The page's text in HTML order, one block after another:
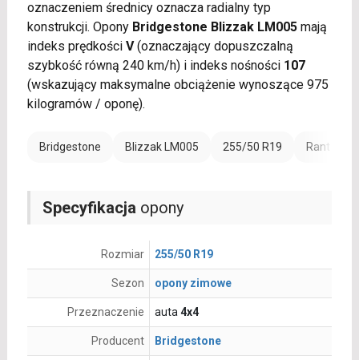
oznaczeniem średnicy oznacza radialny typ
konstrukcji. Opony Bridgestone Blizzak LM005mają
indeks prędkości V(oznaczający dopuszczalną
szybkość równą 240 km/h) i indeks nośności 107
(wskazujący maksymalne obciążenie wynoszące 975
kilogramów / oponę).
Bridgestone Blizzak LM005 255/50 R19 Rant
Specyfikacja opony
Rozmiar 255/50 R19
Sezon opony zimowe
Przeznaczenie auta 4x4
Producent Bridgestone